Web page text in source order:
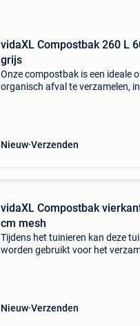
vidaXL Compostbak 260 L
grijs
Onze compostbak is een ideale
organisch afval te verzamelen,
Nieuw Verzenden
vidaXL Compostbak
cm mesh
Tijdens het tuinieren kan deze
worden gebruikt voor het
Nieuw Verzenden